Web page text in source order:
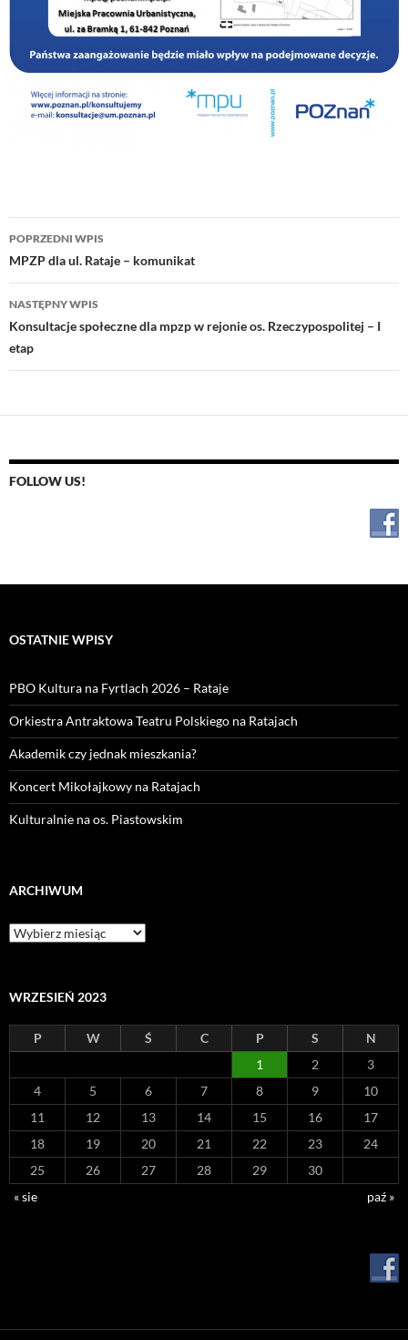
Nawigacja
wpisu
POPRZEDNI WPIS
MPZP dla ul. Rataje – komunikat
NASTĘPNY WPIS
Konsultacje społeczne dla mpzp w rejonie os. Rzeczypospolitej – I
etap
FOLLOW US!
OSTATNIE WPISY
PBO Kultura na Fyrtlach 2026 – Rataje
Orkiestra Antraktowa Teatru Polskiego na Ratajach
Akademik czy jednak mieszkania?
Koncert Mikołajkowy na Ratajach
Kulturalnie na os. Piastowskim
ARCHIWUM
Archiwum
WRZESIEŃ 2023
P W Ś C P S
N
1
2
3
4
5 6 7 8 9
10
11
12 13 14 15 16
17
18
19 20 21 22 23
24
25
26 27 28 29
30
« sie
paź »